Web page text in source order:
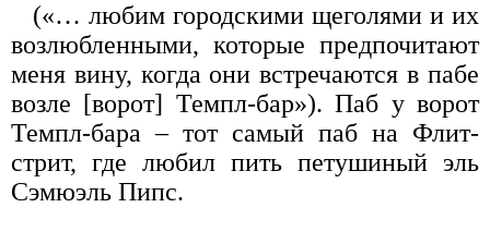
(«… любим городскими щеголями и их
возлюбленными, которые предпочитают
меня вину, когда они встречаются в пабе
возле [ворот] Темпл-бар»). Паб у ворот
Темпл-бара – тот самый паб на Флит-
стрит, где любил пить петушиный эль
Сэмюэль Пипс.